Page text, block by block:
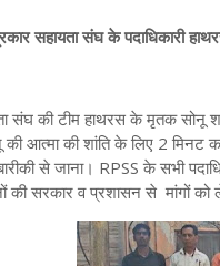
सहायता संघ के पदाधिकारी
संघ की टीम हाथरस के मृतक सोनू
आत्मा की शांति के लिए 2 मिनट
से जाना। RPSS के सभी
की सरकार व प्रशासन से मांगों